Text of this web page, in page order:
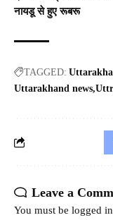
नायडू से हुए रूबरू
TAGGED:
Uttarakhand news
Leave a
You must be logged in